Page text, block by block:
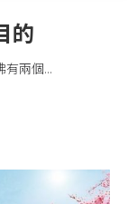
的
有兩個...